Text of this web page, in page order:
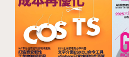
出TrueScale，2022年戴爾推
ntersight等。
深度觀點